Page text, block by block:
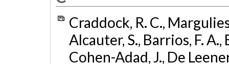
Craddock, R. C.,
Alcauter, S., Barrios, F.
Cohen-Adad, J., De